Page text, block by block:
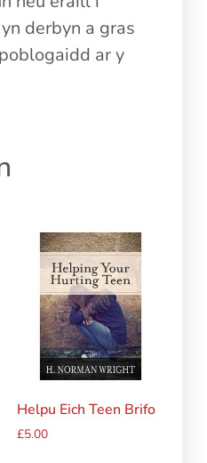
derbyn a gras
ar y
Helpu Eich Teen Brifo
£5.00